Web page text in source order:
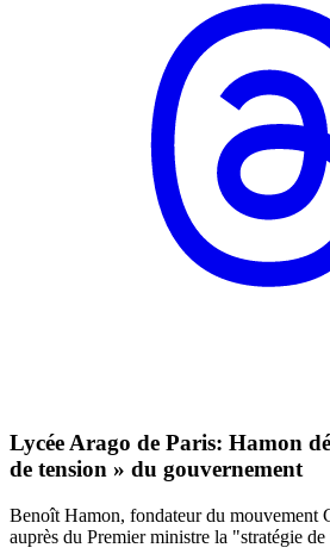
Lycée Arago de Paris: Hamon
de tension » du gouvernement
Benoît Hamon, fondateur du mouvement
auprès du Premier ministre la "stratégie